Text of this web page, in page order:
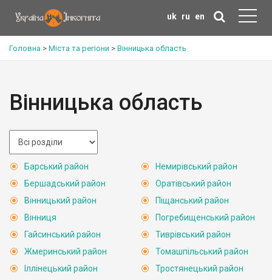
uk ru en
Головна > Міста та регіони > Вінницька область
Вінницька область
Барський район
Бершадський район
Вінницький район
Вінниця
Гайсинський район
Жмеринський район
Іллінецький район
Немирівський район
Оратівський район
Піщанський район
Погребищенський район
Тиврівський район
Томашпільський район
Тростянецький район